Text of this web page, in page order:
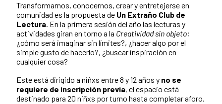
Transformarnos, conocernos, crear y entretejerse en
comunidad es la propuesta de Un Extraño Club de
Lectura. En la primera sesión del año las lecturas y
actividades giran en torno a la Creatividad sin objeto;
¿cómo será imaginar sin límites?, ¿hacer algo por el
simple gusto de hacerlo?, ¿buscar inspiración en
cualquier cosa?
Este está dirigido a niñxs entre 8 y 12 años y no se
requiere de inscripción previa, el espacio está
destinado para 20 niñxs por turno hasta completar aforo.